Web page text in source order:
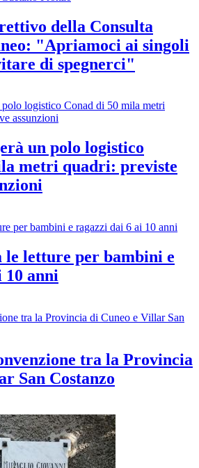
della Consulta
"Apriamoci ai singoli
di spegnerci"
un polo logistico
metri quadri: previste
le letture per bambini e
10 anni
tra la Provincia
San Costanzo